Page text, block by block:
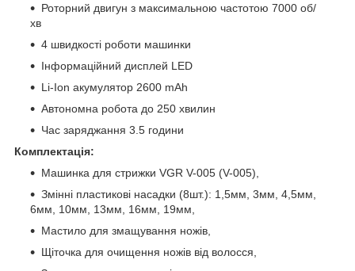
Роторний двигун з максимальною частотою 7000 об/
хв
4 швидкості роботи машинки
Інформаційний дисплей LED
Li-Ion акумулятор 2600 mAh
Автономна робота до 250 хвилин
Час заряджання 3.5 години
Комплектація:
Машинка для стрижки VGR V-005 (V-005),
Змінні пластикові насадки (8шт.): 1,5мм, 3мм, 4,5мм,
6мм, 10мм, 13мм, 16мм, 19мм,
Мастило для змащування ножів,
Щіточка для очищення ножів від волосся,